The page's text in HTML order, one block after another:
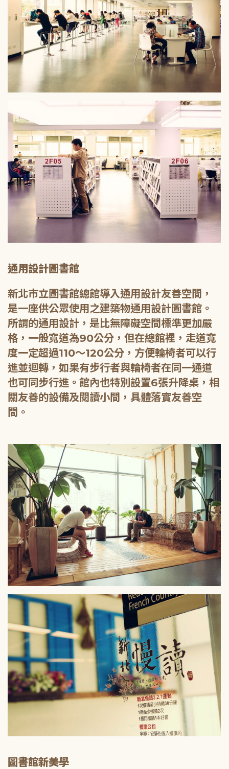
通用設計圖書館
新北市立圖書館總館導入通用設計友善空間，
是一座供公眾使用之建築物通用設計圖書館。
所謂的通用設計，是比無障礙空間標準更加嚴
格，一般寬道為90公分，但在總館裡，走道寬
度一定超過110～120公分，方便輪椅者可以行
進並迴轉，如果有步行者與輪椅者在同一通道
也可同步行進。館內也特別設置6張升降桌，相
關友善的設備及閱讀小間，具體落實友善空
間。
圖書館新美學